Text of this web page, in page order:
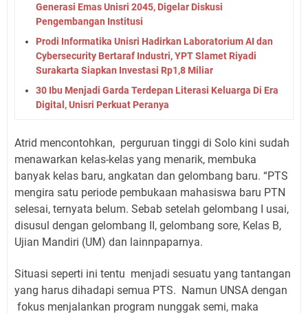
Generasi Emas Unisri 2045, Digelar Diskusi
Pengembangan Institusi
Prodi Informatika Unisri Hadirkan Laboratorium AI dan
Cybersecurity Bertaraf Industri, YPT Slamet Riyadi
Surakarta Siapkan Investasi Rp1,8 Miliar
30 Ibu Menjadi Garda Terdepan Literasi Keluarga Di Era
Digital, Unisri Perkuat Peranya
Atrid mencontohkan, perguruan tinggi di Solo kini sudah
menawarkan kelas-kelas yang menarik, membuka
banyak kelas baru, angkatan dan gelombang baru. “PTS
mengira satu periode pembukaan mahasiswa baru PTN
selesai, ternyata belum. Sebab setelah gelombang I usai,
disusul dengan gelombang II, gelombang sore, Kelas B,
Ujian Mandiri (UM) dan lainnpaparnya.
Situasi seperti ini tentu menjadi sesuatu yang tantangan
yang harus dihadapi semua PTS. Namun UNSA dengan
fokus menjalankan program nunggak semi, maka